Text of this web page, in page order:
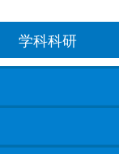
学科科研